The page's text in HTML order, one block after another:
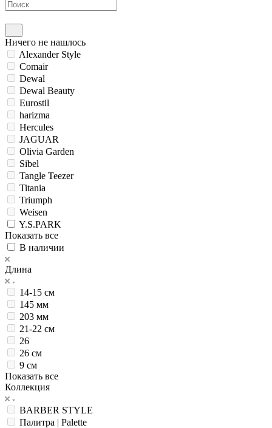
Ничего не нашлось
Alexander Style
Comair
Dewal
Dewal Beauty
Eurostil
harizma
Hercules
JAGUAR
Olivia Garden
Sibel
Tangle Teezer
Titania
Triumph
Weisen
Y.S.PARK
Показать все
В наличии
Длина
14-15 см
145 мм
203 мм
21-22 см
26
26 см
9 см
Показать все
Коллекция
BARBER STYLE
Палитра | Palette